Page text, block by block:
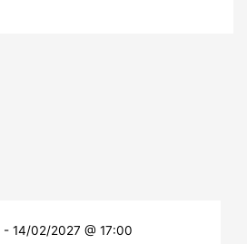
- 14/02/2027 @ 17:00